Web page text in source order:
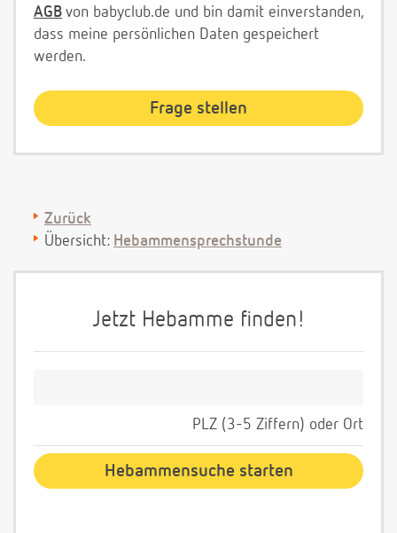
AGB von babyclub.de und bin damit einverstanden,
dass meine persönlichen Daten gespeichert
werden.
Zurück
Übersicht: Hebammensprechstunde
Jetzt Hebamme finden!
PLZ (3-5 Ziffern) oder Ort